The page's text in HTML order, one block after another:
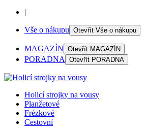
|
Vše o nákupu Otevřít Vše o nákupu
MAGAZÍN Otevřít MAGAZÍN
PORADNA Otevřít PORADNA
Holicí strojky na vousy
Planžetové
Frézkové
Cestovní